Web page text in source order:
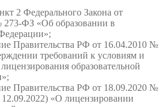
2 Федерального Закона от
273-ФЗ «Об образовании в
Правительства РФ от 16.04.2010 №
требований к условиям и
образовательной
Правительства РФ от 18.09.2020 №
12.09.2022) «О лицензировании